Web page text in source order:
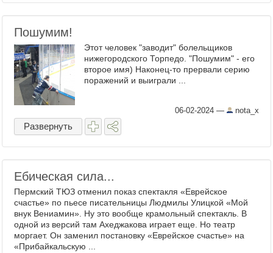
Пошумим!
Этот человек "заводит" болельщиков
нижегородского Торпедо. "Пошумим" - его
второе имя) Наконец-то прервали серию
поражений и выиграли ...
06-02-2024 — nota_x
Развернуть
Ебическая сила...
Пермский ТЮЗ отменил показ спектакля «Еврейское
счастье» по пьесе писательницы Людмилы Улицкой «Мой
внук Вениамин». Ну это вообще крамольный спектакль. В
одной из версий там Ахеджакова играет еще. Но театр
моргает. Он заменил постановку «Еврейское счастье» на
«Прибайкальскую ...